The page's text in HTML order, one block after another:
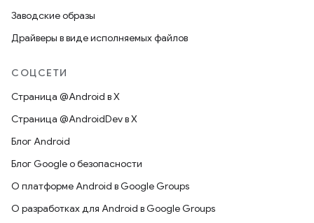
Заводские образы
Драйверы в виде исполняемых файлов
СОЦСЕТИ
Страница @Android в X
Страница @AndroidDev в X
Блог Android
Блог Google о безопасности
О платформе Android в Google Groups
О разработках для Android в Google Groups